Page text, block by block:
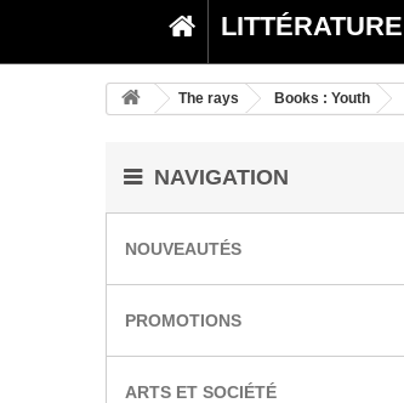
LITTÉRATURE
The rays Books : Youth
NAVIGATION
NOUVEAUTÉS
PROMOTIONS
ARTS ET SOCIÉTÉ